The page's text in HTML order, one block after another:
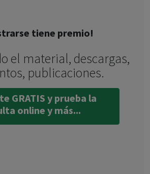
tiene premio!
el material, descargas,
publicaciones.
GRATIS y prueba la
online y más...